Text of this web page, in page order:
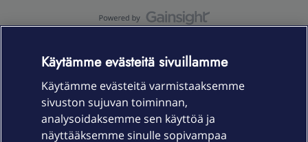
Laitteet & liittymät
Käytämme evästeitä sivuillamme
Käytämme evästeitä varmistaaksemme
sivuston sujuvan toiminnan,
analysoidaksemme sen käyttöä ja
näyttääksemme sinulle sopivampaa